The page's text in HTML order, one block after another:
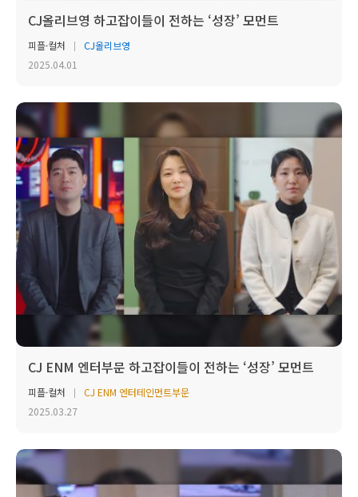
CJ올리브영 하고잡이들이 전하는 ‘성장’ 모먼트
피플·컬처
CJ올리브영
2025.04.01
CJ ENM 엔터부문 하고잡이들이 전하는 ‘성장’ 모먼트
피플·컬처
CJ ENM 엔터테인먼트부문
2025.03.27